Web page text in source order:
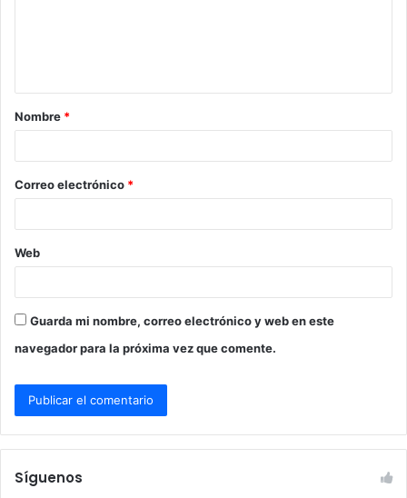
a
r
*
Nombre *
Correo electrónico *
Web
Guarda mi nombre, correo electrónico y web en este
navegador para la próxima vez que comente.
Síguenos